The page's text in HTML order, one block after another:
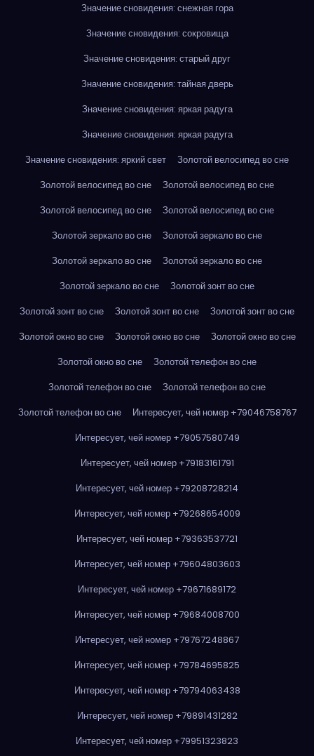
Значение сновидения: снежная гора
Значение сновидения: сокровища
Значение сновидения: старый друг
Значение сновидения: тайная дверь
Значение сновидения: яркая радуга
Значение сновидения: яркая радуга
Значение сновидения: яркий свет
Золотой велосипед во сне
Золотой велосипед во сне
Золотой велосипед во сне
Золотой велосипед во сне
Золотой велосипед во сне
Золотой зеркало во сне
Золотой зеркало во сне
Золотой зеркало во сне
Золотой зеркало во сне
Золотой зеркало во сне
Золотой зонт во сне
Золотой зонт во сне
Золотой зонт во сне
Золотой зонт во сне
Золотой окно во сне
Золотой окно во сне
Золотой окно во сне
Золотой окно во сне
Золотой телефон во сне
Золотой телефон во сне
Золотой телефон во сне
Золотой телефон во сне
Интересует, чей номер +79046758767
Интересует, чей номер +79057580749
Интересует, чей номер +79183161791
Интересует, чей номер +79208728214
Интересует, чей номер +79268654009
Интересует, чей номер +79363537721
Интересует, чей номер +79604803603
Интересует, чей номер +79671689172
Интересует, чей номер +79684008700
Интересует, чей номер +79767248867
Интересует, чей номер +79784695825
Интересует, чей номер +79794063438
Интересует, чей номер +79891431282
Интересует, чей номер +79951323823